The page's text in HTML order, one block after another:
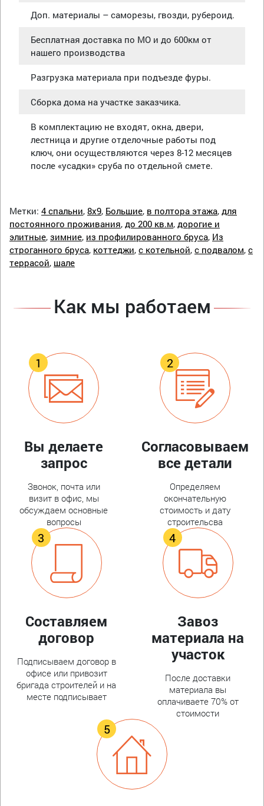
Доп. материалы – саморезы, гвозди, рубероид.
Бесплатная доставка по МО и до 600км от
нашего производства
Разгрузка материала при подъезде фуры.
Сборка дома на участке заказчика.
В комплектацию не входят, окна, двери,
лестница и другие отделочные работы под
ключ, они осуществляются через 8-12 месяцев
после «усадки» сруба по отдельной смете.
Метки: 4 спальни, 8х9, Большие, в полтора этажа, для
постоянного проживания, до 200 кв.м, дорогие и
элитные, зимние, из профилированного бруса, Из
строганного бруса, коттеджи, с котельной, с подвалом, с
террасой, шале
Как мы работаем
Вы делаете
запрос
Звонок, почта или
визит в офис, мы
обсуждаем основные
вопросы
Согласовываем
все детали
Определяем
окончательную
стоимость и дату
строительсва
Составляем
договор
Подписываем договор в
офисе или привозит
бригада строителей и на
месте подписывает
Завоз
материала на
участок
После доставки
материала вы
оплачиваете 70% от
стоимости